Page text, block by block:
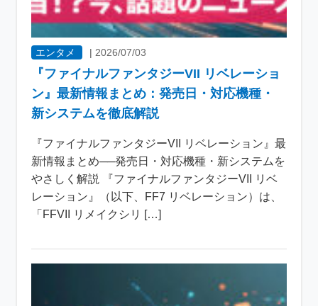
エンタメ | 2026/07/03
『ファイナルファンタジーVII リベレーショ
ン』最新情報まとめ：発売日・対応機種・
新システムを徹底解説
『ファイナルファンタジーVII リベレーション』最
新情報まとめ──発売日・対応機種・新システムを
やさしく解説 『ファイナルファンタジーVII リベ
レーション』（以下、FF7 リベレーション）は、
「FFVII リメイクシリ […]